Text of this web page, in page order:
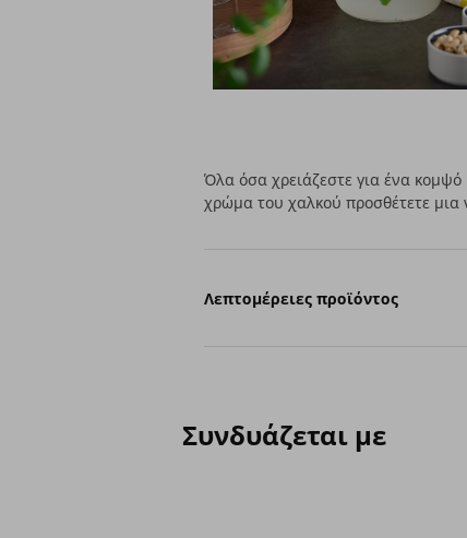
Όλα όσα χρειάζεστε για ένα κομψό
χρώμα του χαλκού προσθέτετε μια
Λεπτομέρειες προϊόντος
Συνδυάζεται με